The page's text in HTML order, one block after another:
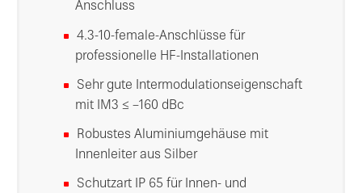
Anschluss
4.3-10-female-Anschlüsse für
professionelle HF-Installationen
Sehr gute Intermodulationseigenschaft
mit IM3 ≤ –160 dBc
Robustes Aluminiumgehäuse mit
Innenleiter aus Silber
Schutzart IP 65 für Innen- und